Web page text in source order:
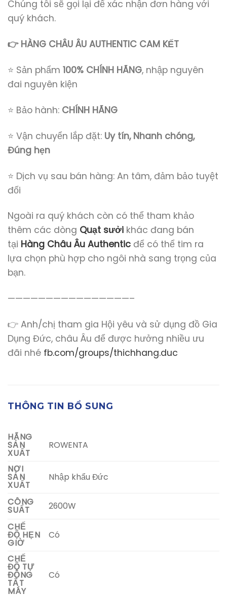
Chúng tôi sẽ gọi lại để xác nhận đơn hàng với
quý khách.
👉 HÀNG CHÂU ÂU AUTHENTIC CAM KẾT
⭐ Sản phẩm 100% CHÍNH HÃNG, nhập nguyên
đai nguyên kiện
⭐ Bảo hành: CHÍNH HÃNG
⭐ Vận chuyển lắp đặt: Uy tín, Nhanh chóng,
Đúng hẹn
⭐ Dịch vụ sau bán hàng: An tâm, đảm bảo tuyệt
đối
Ngoài ra quý khách còn có thể tham khảo
thêm các dòng Quạt sưởi khác đang bán
tại Hàng Châu Âu Authentic để có thể tim ra
lựa chọn phù hợp cho ngôi nhà sang trọng của
bạn.
————————————————–
👉 Anh/chị tham gia Hội yêu và sử dụng đồ Gia
Dụng Đức, châu Âu để được hưởng nhiều ưu
đãi nhé fb.com/groups/thichhang.duc
THÔNG TIN BỔ SUNG
HÃNG
SẢN
XUẤT
ROWENTA
NƠI
SẢN
XUẤT
Nhập khẩu Đức
CÔNG
SUẤT
2600W
CHẾ
ĐỘ HẸN
GIỜ
Có
CHẾ
ĐỘ TỰ
ĐỘNG
TẮT
MÁY
Có